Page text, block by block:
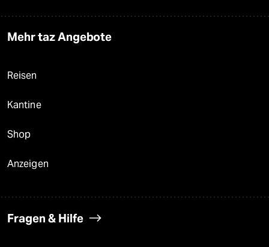
Mehr taz Angebote
Reisen
Kantine
Shop
Anzeigen
Fragen & Hilfe